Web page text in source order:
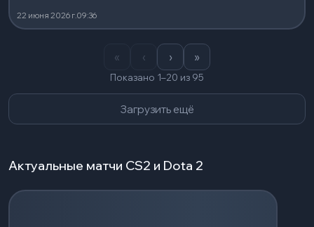
22 июня 2026 г.09:36
« ‹ › »
Показано 1–20 из 95
Загрузить ещё
Актуальные матчи CS2 и Dota 2
Загрузка событий...